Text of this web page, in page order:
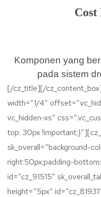
Cost
Komponen yang
pada sistem
[/cz_title][/
width=”1/4″
vc_hidden-xs”
top: 30px
sk_overall=”background-
right:50px;padding-
id=”cz_91515″
height=”5px”